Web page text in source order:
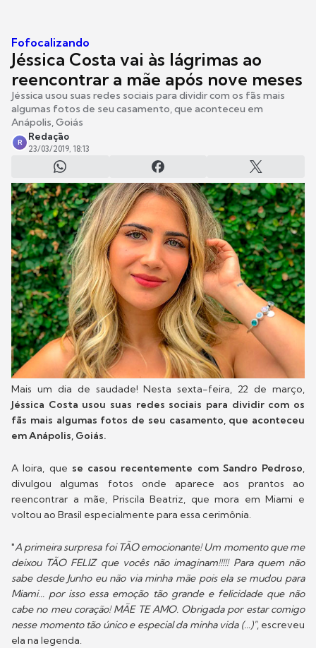
Fofocalizando
Jéssica Costa vai às lágrimas ao
reencontrar a mãe após nove meses
Jéssica usou suas redes sociais para dividir com os fãs mais
algumas fotos de seu casamento, que aconteceu em
Anápolis, Goiás
R
Redação
23/03/2019, 18:13
Mais um dia de saudade! Nesta sexta-feira, 22 de março,
Jéssica Costa usou suas redes sociais para dividir com os
fãs mais algumas fotos de seu casamento, que aconteceu
em Anápolis, Goiás.
A loira, que se casou recentemente com Sandro Pedroso,
divulgou algumas fotos onde aparece aos prantos ao
reencontrar a mãe, Priscila Beatriz, que mora em Miami e
voltou ao Brasil especialmente para essa cerimônia.
"A primeira surpresa foi TÃO emocionante! Um momento que me
deixou TÃO FELIZ que vocês não imaginam!!!!! Para quem não
sabe desde Junho eu não via minha mãe pois ela se mudou para
Miami... por isso essa emoção tão grande e felicidade que não
cabe no meu coração! MÃE TE AMO. Obrigada por estar comigo
nesse momento tão único e especial da minha vida (...)", escreveu
ela na legenda.